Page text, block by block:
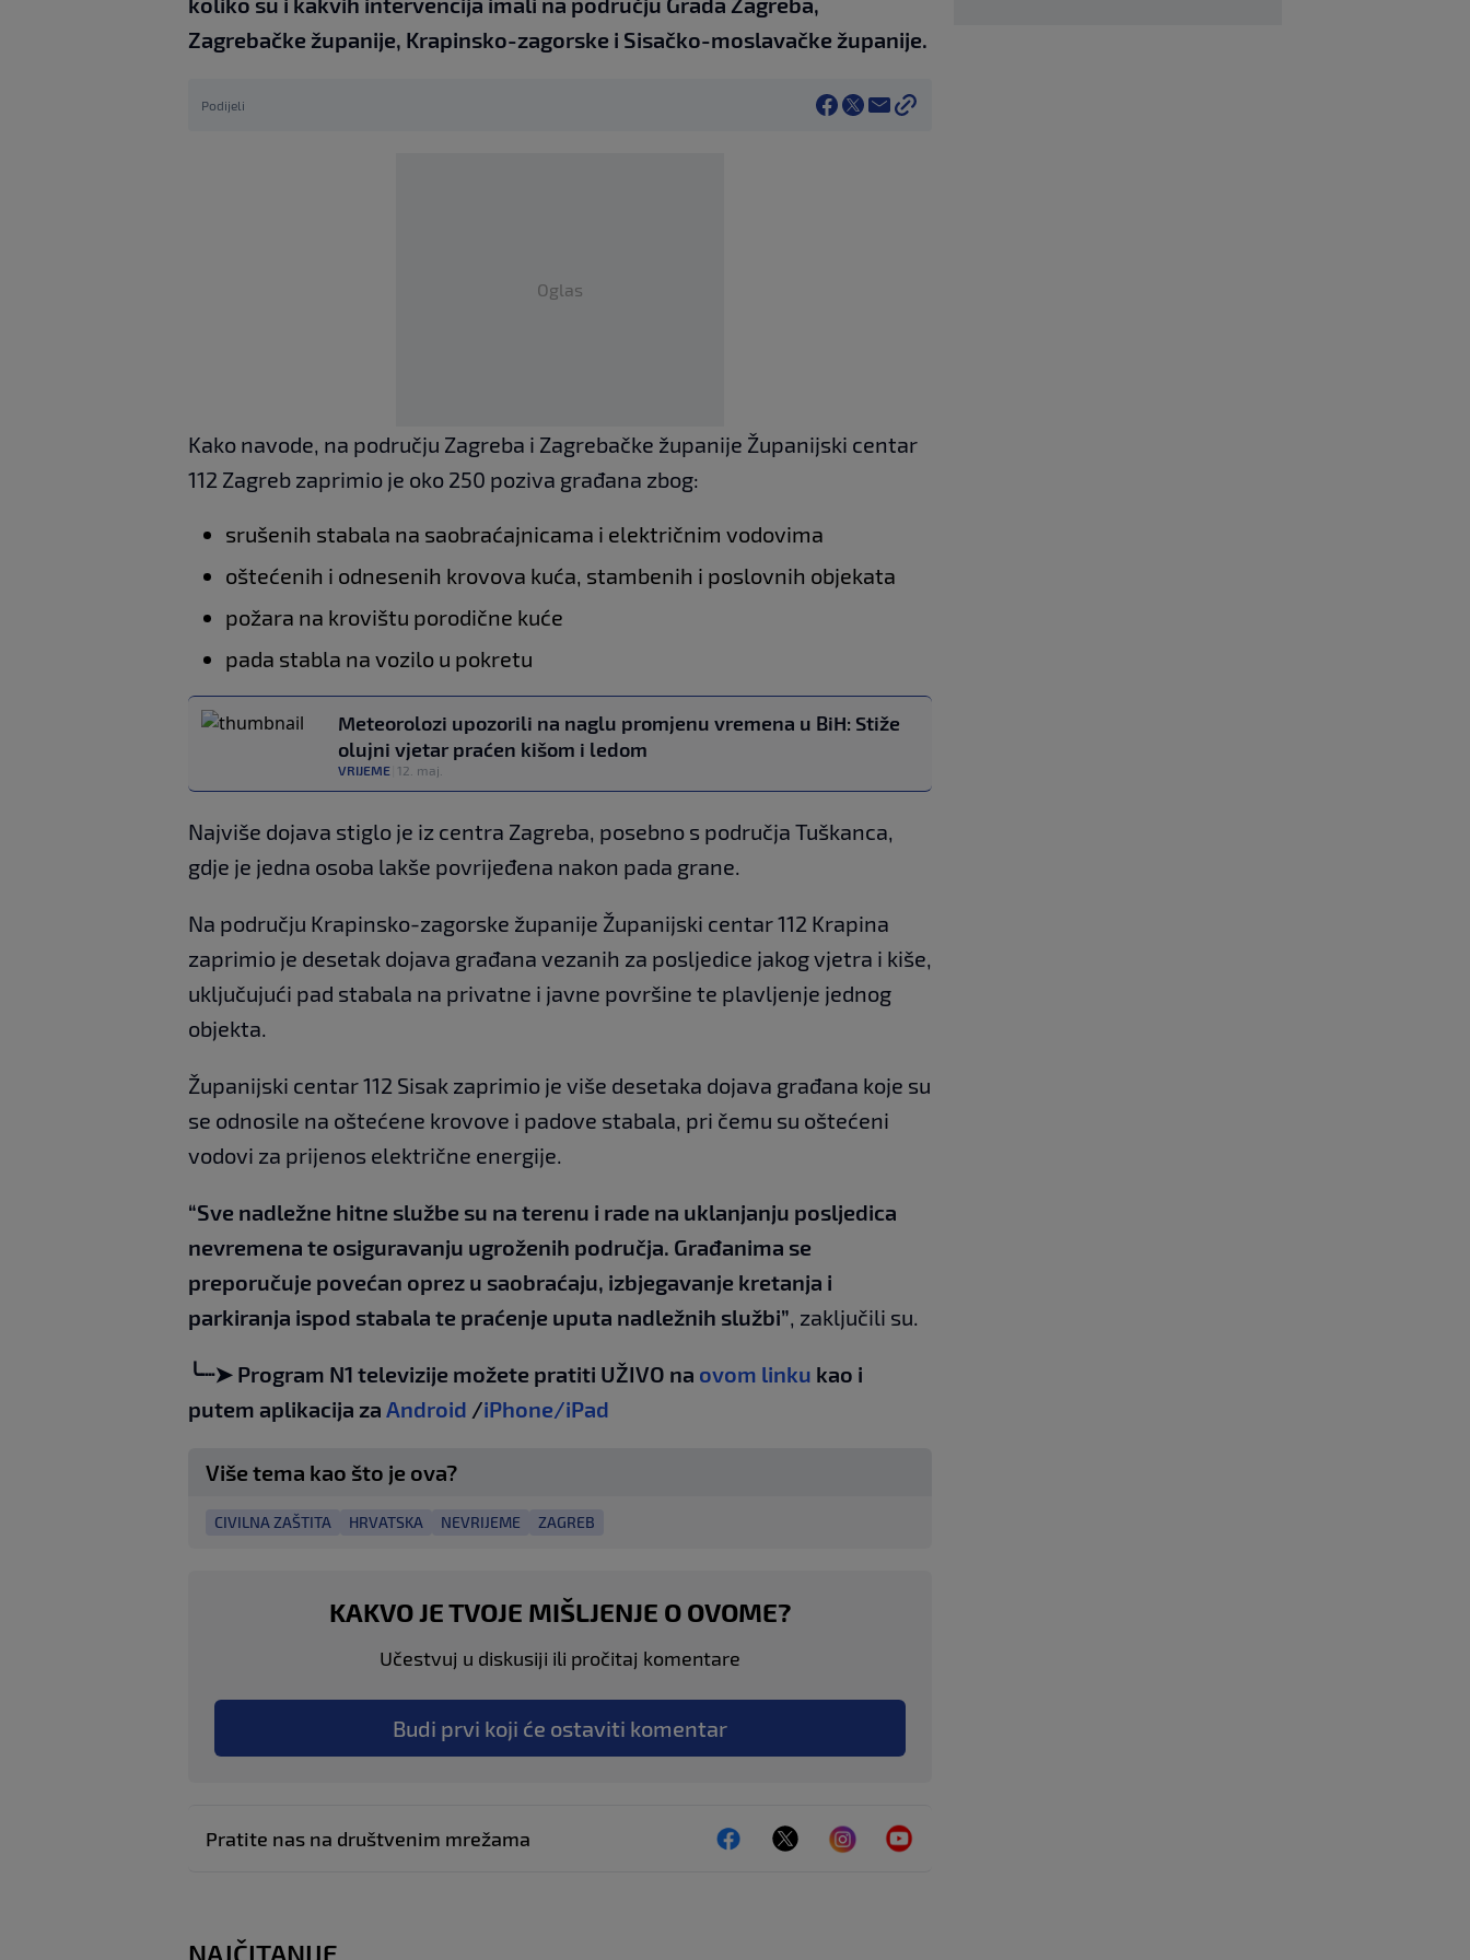
Zagrebačke županije, Krapinsko-zagorske i Sisačko-moslavačke županije.
Podijeli
Oglas
Kako navode, na području Zagreba i Zagrebačke županije Županijski centar
112 Zagreb zaprimio je oko 250 poziva građana zbog:
srušenih stabala na saobraćajnicama i električnim vodovima
oštećenih i odnesenih krovova kuća, stambenih i poslovnih objekata
požara na krovištu porodične kuće
pada stabla na vozilo u pokretu
Meteorolozi upozorili na naglu promjenu vremena u BiH: Stiže
olujni vjetar praćen kišom i ledom
VRIJEME 12. maj.
Najviše dojava stiglo je iz centra Zagreba, posebno s područja Tuškanca,
gdje je jedna osoba lakše povrijeđena nakon pada grane.
Na području Krapinsko-zagorske županije Županijski centar 112 Krapina
zaprimio je desetak dojava građana vezanih za posljedice jakog vjetra i kiše,
uključujući pad stabala na privatne i javne površine te plavljenje jednog
objekta.
Županijski centar 112 Sisak zaprimio je više desetaka dojava građana koje su
se odnosile na oštećene krovove i padove stabala, pri čemu su oštećeni
vodovi za prijenos električne energije.
“Sve nadležne hitne službe su na terenu i rade na uklanjanju posljedica
nevremena te osiguravanju ugroženih područja. Građanima se
preporučuje povećan oprez u saobraćaju, izbjegavanje kretanja i
parkiranja ispod stabala te praćenje uputa nadležnih službi”, zaključili su.
╰┈➤ Program N1 televizije možete pratiti UŽIVO na ovom linku kao i
putem aplikacija za Android /iPhone/iPad
Više tema kao što je ova?
CIVILNA ZAŠTITA HRVATSKA NEVRIJEME ZAGREB
KAKVO JE TVOJE MIŠLJENJE O OVOME?
Učestvuj u diskusiji ili pročitaj komentare
Budi prvi koji će ostaviti komentar
Pratite nas na društvenim mrežama
NAJČITANIJE